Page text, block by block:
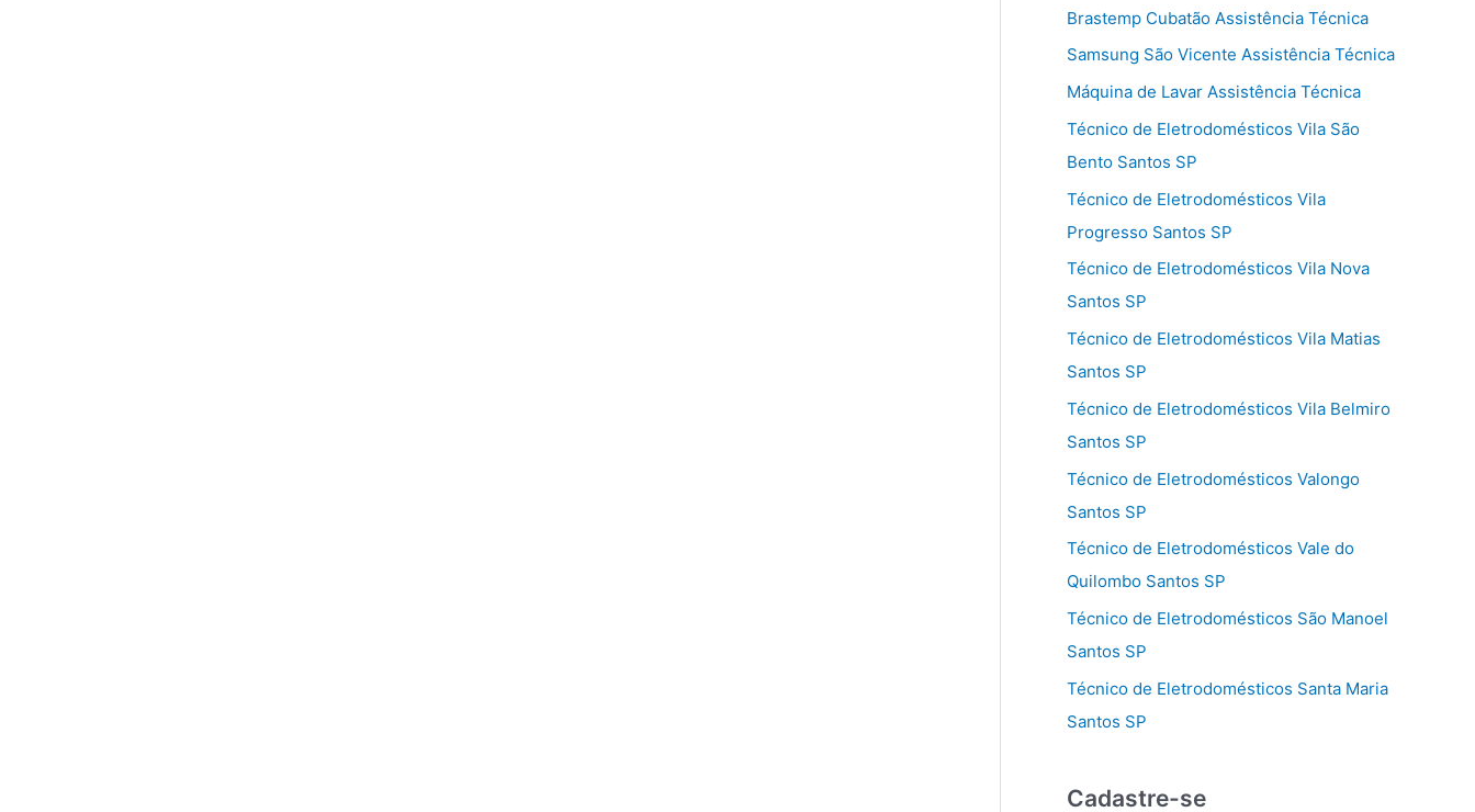
Brastemp Cubatão Assistência Técnica
Samsung São Vicente Assistência Técnica
Máquina de Lavar Assistência Técnica
Técnico de Eletrodomésticos Vila São
Bento Santos SP
Técnico de Eletrodomésticos Vila
Progresso Santos SP
Técnico de Eletrodomésticos Vila Nova
Santos SP
Técnico de Eletrodomésticos Vila Matias
Santos SP
Técnico de Eletrodomésticos Vila Belmiro
Santos SP
Técnico de Eletrodomésticos Valongo
Santos SP
Técnico de Eletrodomésticos Vale do
Quilombo Santos SP
Técnico de Eletrodomésticos São Manoel
Santos SP
Técnico de Eletrodomésticos Santa Maria
Santos SP
Cadastre-se